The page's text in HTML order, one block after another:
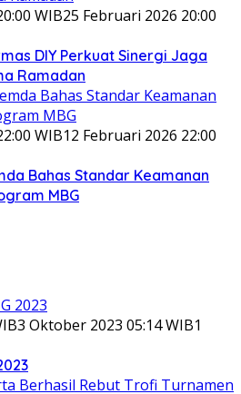
WIB25 Februari 2026 20:00
DIY Perkuat Sinergi Jaga
Ramadan
WIB12 Februari 2026 22:00
Bahas Standar Keamanan
MBG
3 Oktober 2023 05:14 WIB1